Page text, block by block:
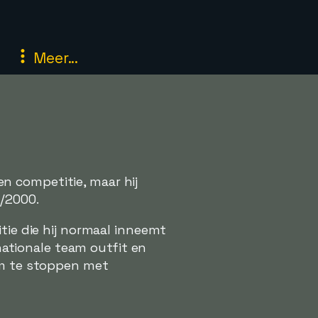
Meer...
competitie, maar hij
2000.
die hij normaal inneemt
team outfit en
te stoppen met